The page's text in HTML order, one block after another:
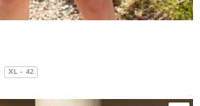
XL - 42